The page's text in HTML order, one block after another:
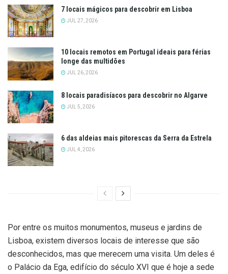
7 locais mágicos para descobrir em Lisboa
JUL 27, 2026
10 locais remotos em Portugal ideais para férias
longe das multidões
JUL 26, 2026
8 locais paradisíacos para descobrir no Algarve
JUL 5, 2026
6 das aldeias mais pitorescas da Serra da Estrela
JUL 4, 2026
Por entre os muitos monumentos, museus e jardins de
Lisboa, existem diversos locais de interesse que são
desconhecidos, mas que merecem uma visita. Um deles é
o Palácio da Ega, edifício do século XVI que é hoje a sede